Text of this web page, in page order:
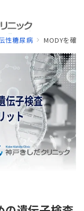
性糖尿病 MODYを確